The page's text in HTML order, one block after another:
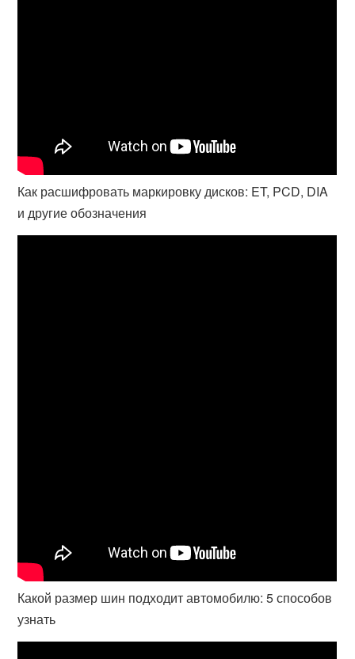
Как расшифровать маркировку дисков: ET, PCD, DIA
и другие обозначения
Какой размер шин подходит автомобилю: 5 способов
узнать